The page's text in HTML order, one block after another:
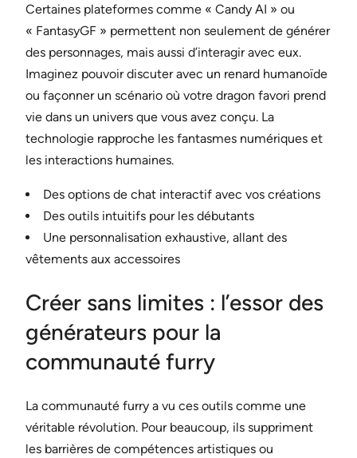
Certaines plateformes comme « Candy AI » ou
« FantasyGF » permettent non seulement de générer
des personnages, mais aussi d’interagir avec eux.
Imaginez pouvoir discuter avec un renard humanoïde
ou façonner un scénario où votre dragon favori prend
vie dans un univers que vous avez conçu. La
technologie rapproche les fantasmes numériques et
les interactions humaines.
Des options de chat interactif avec vos créations
Des outils intuitifs pour les débutants
Une personnalisation exhaustive, allant des
vêtements aux accessoires
Créer sans limites : l’essor des
générateurs pour la
communauté furry
La communauté furry a vu ces outils comme une
véritable révolution. Pour beaucoup, ils suppriment
les barrières de compétences artistiques ou